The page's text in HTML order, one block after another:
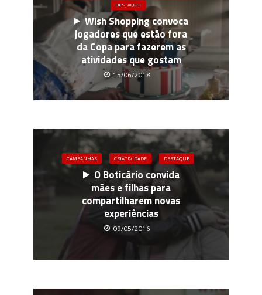
DESTAQUE
Wish Shopping convoca
jogadores que estão fora
da Copa para fazerem as
atividades que gostam
15/06/2018
CAMPANHAS CRIATIVIDADE DESTAQUE
O Boticário convida
mães e filhas para
compartilharem novas
experiências
09/05/2016